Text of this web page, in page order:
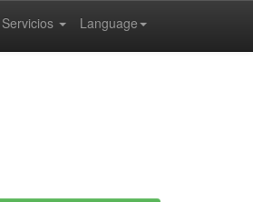
Language
Servicios